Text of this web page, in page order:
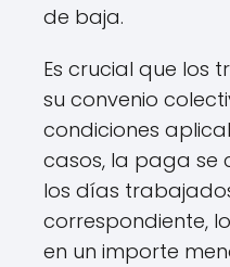
de baja.
Es crucial que los
su convenio
condiciones
casos, la paga se
los días
correspondiente,
en un importe